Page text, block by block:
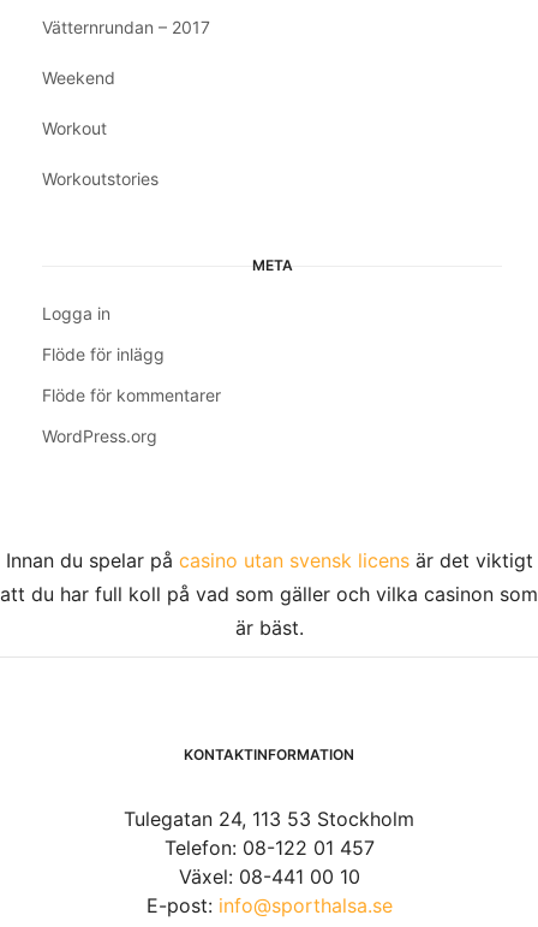
Vätternrundan – 2017
Weekend
Workout
Workoutstories
META
Logga in
Flöde för inlägg
Flöde för kommentarer
WordPress.org
Innan du spelar på casino utan svensk licensär det viktigt
att du har full koll på vad som gäller och vilka casinon som
är bäst.
KONTAKTINFORMATION
Tulegatan 24, 113 53 Stockholm
Telefon: 08-122 01 457
Växel: 08-441 00 10
E-post: info@sporthalsa.se